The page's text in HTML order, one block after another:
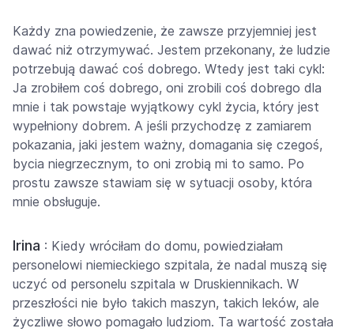
Każdy zna powiedzenie, że zawsze przyjemniej jest
dawać niż otrzymywać. Jestem przekonany, że ludzie
potrzebują dawać coś dobrego. Wtedy jest taki cykl:
Ja zrobiłem coś dobrego, oni zrobili coś dobrego dla
mnie i tak powstaje wyjątkowy cykl życia, który jest
wypełniony dobrem. A jeśli przychodzę z zamiarem
pokazania, jaki jestem ważny, domagania się czegoś,
bycia niegrzecznym, to oni zrobią mi to samo. Po
prostu zawsze stawiam się w sytuacji osoby, która
mnie obsługuje.
Irina : Kiedy wróciłam do domu, powiedziałam
personelowi niemieckiego szpitala, że nadal muszą się
uczyć od personelu szpitala w Druskiennikach. W
przeszłości nie było takich maszyn, takich leków, ale
życzliwe słowo pomagało ludziom. Ta wartość została